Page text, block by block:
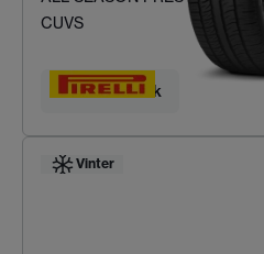
CUVS
Hitta ditt däck
Vinter